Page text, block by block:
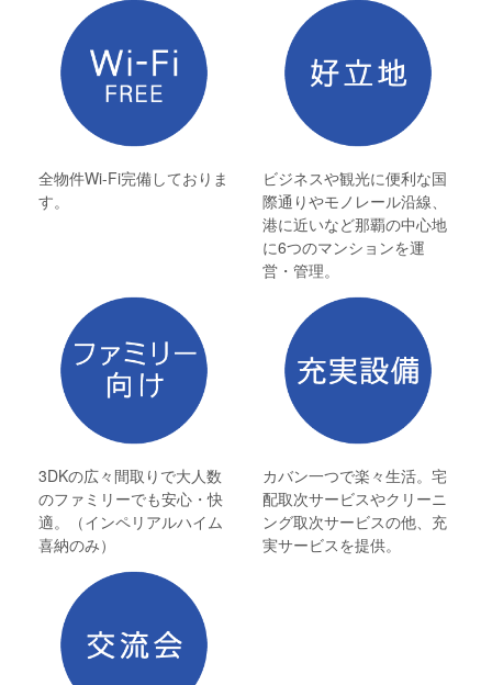
全物件Wi-Fi完備しておりま
す。
ビジネスや観光に便利な国
際通りやモノレール沿線、
港に近いなど那覇の中心地
に6つのマンションを運
営・管理。
3DKの広々間取りで大人数
のファミリーでも安心・快
適。（インペリアルハイム
喜納のみ）
カバン一つで楽々生活。宅
配取次サービスやクリーニ
ング取次サービスの他、充
実サービスを提供。